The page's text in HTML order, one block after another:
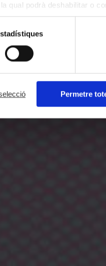
la qual podrà deshabilitar o
Permetre